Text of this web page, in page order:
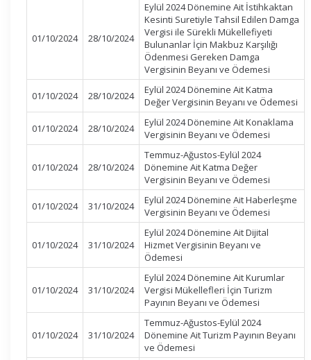
01/10/2024 28/10/2024
Eylül 2024 Dönemine Ait İstihkaktan
Kesinti Suretiyle Tahsil Edilen Damga
Vergisi ile Sürekli Mükellefiyeti
Bulunanlar İçin Makbuz Karşılığı
Ödenmesi Gereken Damga
Vergisinin Beyanı ve Ödemesi
01/10/2024 28/10/2024
Eylül 2024 Dönemine Ait Katma
Değer Vergisinin Beyanı ve Ödemesi
01/10/2024 28/10/2024
Eylül 2024 Dönemine Ait Konaklama
Vergisinin Beyanı ve Ödemesi
01/10/2024 28/10/2024
Temmuz-Ağustos-Eylül 2024
Dönemine Ait Katma Değer
Vergisinin Beyanı ve Ödemesi
01/10/2024 31/10/2024
Eylül 2024 Dönemine Ait Haberleşme
Vergisinin Beyanı ve Ödemesi
01/10/2024 31/10/2024
Eylül 2024 Dönemine Ait Dijital
Hizmet Vergisinin Beyanı ve
Ödemesi
01/10/2024 31/10/2024
Eylül 2024 Dönemine Ait Kurumlar
Vergisi Mükellefleri İçin Turizm
Payının Beyanı ve Ödemesi
01/10/2024 31/10/2024
Temmuz-Ağustos-Eylül 2024
Dönemine Ait Turizm Payının Beyanı
ve Ödemesi